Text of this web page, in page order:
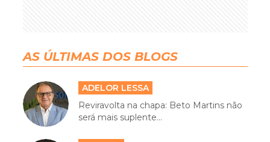
AS ÚLTIMAS DOS BLOGS
ADELOR LESSA
Reviravolta na chapa: Beto Martins não
será mais suplente...